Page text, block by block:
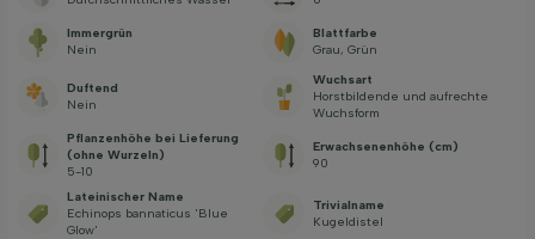
Immergrün
Nein
Blattfarbe
Grau, Grün
Duftend
Nein
Wuchsart
Horstbildende und aufrechte
Wuchsform
Pflanzenhöhe bei Lieferung
(ohne Wurzeln)
5-10
Erwachsenenhöhe (cm)
90
Lateinischer Name
Echinops bannaticus 'Blue
Glow'
Trivialname
Kugeldistel